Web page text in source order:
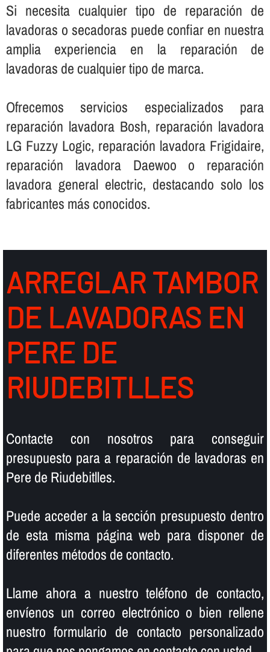
Si necesita cualquier tipo de reparación de
lavadoras o secadoras puede confiar en nuestra
amplia experiencia en la reparación de
lavadoras de cualquier tipo de marca.
Ofrecemos servicios especializados para
reparación lavadora Bosh, reparación lavadora
LG Fuzzy Logic, reparación lavadora Frigidaire,
reparación lavadora Daewoo o reparación
lavadora general electric, destacando solo los
fabricantes más conocidos.
ARREGLAR TAMBOR
DE LAVADORAS EN
PERE DE
RIUDEBITLLES
Contacte con nosotros para conseguir
presupuesto para a reparación de lavadoras en
Pere de Riudebitlles.
Puede acceder a la sección presupuesto dentro
de esta misma página web para disponer de
diferentes métodos de contacto.
Llame ahora a nuestro teléfono de contacto,
enví­enos un correo electrónico o bien rellene
nuestro formulario de contacto personalizado